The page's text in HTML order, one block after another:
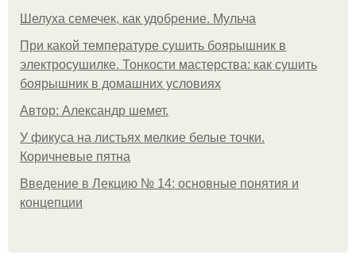
Шелуха семечек, как удобрение. Мульча
При какой температуре сушить боярышник в
электросушилке. Тонкости мастерства: как сушить
боярышник в домашних условиях
Автор: Александр шемет.
У фикуса на листьях мелкие белые точки.
Коричневые пятна
Введение в Лекцию № 14: основные понятия и
концепции